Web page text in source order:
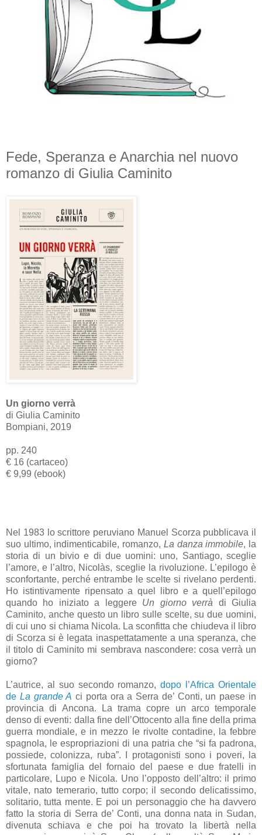
Fede, Speranza e Anarchia nel nuovo
romanzo di Giulia Caminito
Un giorno verrà
di Giulia Caminito
Bompiani, 2019
pp. 240
€ 16 (cartaceo)
€ 9,99 (ebook)
Nel 1983 lo scrittore peruviano Manuel Scorza pubblicava il
suo ultimo, indimenticabile, romanzo, La danza immobile, la
storia di un bivio e di due uomini: uno, Santiago, sceglie
l’amore, e l’altro, Nicolàs, sceglie la rivoluzione. L’epilogo è
sconfortante, perché entrambe le scelte si rivelano perdenti.
Ho istintivamente ripensato a quel libro e a quell’epilogo
quando ho iniziato a leggere Un giorno verrà di Giulia
Caminito, anche questo un libro sulle scelte, su due uomini,
di cui uno si chiama Nicola. La sconfitta che chiudeva il libro
di Scorza si è legata inaspettatamente a una speranza, che
il titolo di Caminito mi sembrava nascondere: cosa verrà un
giorno?
L’autrice, al suo secondo romanzo,dopo l’Africa Orientale
de La grande A ci porta ora a Serra de’ Conti, un paese in
provincia di Ancona. La trama copre un arco temporale
denso di eventi: dalla fine dell’Ottocento alla fine della prima
guerra mondiale, e in mezzo le rivolte contadine, la febbre
spagnola, le espropriazioni di una patria che “si fa padrona,
possiede, colonizza, ruba”. I protagonisti sono i poveri, la
sfortunata famiglia del fornaio del paese e due fratelli in
particolare, Lupo e Nicola. Uno l’opposto dell’altro: il primo
vitale, nato temerario, tutto corpo; il secondo delicatissimo,
solitario, tutta mente. E poi un personaggio che ha davvero
fatto la storia di Serra de’ Conti, una donna nata in Sudan,
divenuta schiava e che poi ha trovato la libertà nella